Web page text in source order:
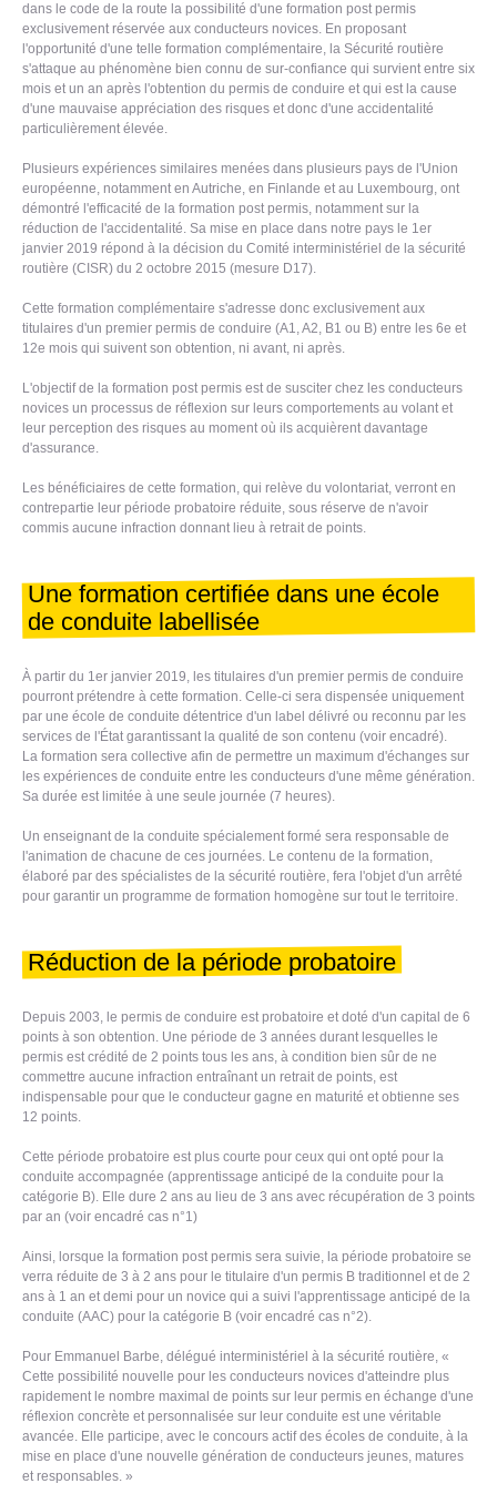
dans le code de la route la possibilité d'une formation post permis
exclusivement réservée aux conducteurs novices. En proposant
l'opportunité d'une telle formation complémentaire, la Sécurité routière
s'attaque au phénomène bien connu de sur-confiance qui survient entre six
mois et un an après l'obtention du permis de conduire et qui est la cause
d'une mauvaise appréciation des risques et donc d'une accidentalité
particulièrement élevée.
Plusieurs expériences similaires menées dans plusieurs pays de l'Union
européenne, notamment en Autriche, en Finlande et au Luxembourg, ont
démontré l'efficacité de la formation post permis, notamment sur la
réduction de l'accidentalité. Sa mise en place dans notre pays le 1er
janvier 2019 répond à la décision du Comité interministériel de la sécurité
routière (CISR) du 2 octobre 2015 (mesure D17).
Cette formation complémentaire s'adresse donc exclusivement aux
titulaires d'un premier permis de conduire (A1, A2, B1 ou B) entre les 6e et
12e mois qui suivent son obtention, ni avant, ni après.
L'objectif de la formation post permis est de susciter chez les conducteurs
novices un processus de réflexion sur leurs comportements au volant et
leur perception des risques au moment où ils acquièrent davantage
d'assurance.
Les bénéficiaires de cette formation, qui relève du volontariat, verront en
contrepartie leur période probatoire réduite, sous réserve de n'avoir
commis aucune infraction donnant lieu à retrait de points.
Une formation certifiée dans une école
de conduite labellisée
À partir du 1er janvier 2019, les titulaires d'un premier permis de conduire
pourront prétendre à cette formation. Celle-ci sera dispensée uniquement
par une école de conduite détentrice d'un label délivré ou reconnu par les
services de l'État garantissant la qualité de son contenu (voir encadré).
La formation sera collective afin de permettre un maximum d'échanges sur
les expériences de conduite entre les conducteurs d'une même génération.
Sa durée est limitée à une seule journée (7 heures).
Un enseignant de la conduite spécialement formé sera responsable de
l'animation de chacune de ces journées. Le contenu de la formation,
élaboré par des spécialistes de la sécurité routière, fera l'objet d'un arrêté
pour garantir un programme de formation homogène sur tout le territoire.
Réduction de la période probatoire
Depuis 2003, le permis de conduire est probatoire et doté d'un capital de 6
points à son obtention. Une période de 3 années durant lesquelles le
permis est crédité de 2 points tous les ans, à condition bien sûr de ne
commettre aucune infraction entraînant un retrait de points, est
indispensable pour que le conducteur gagne en maturité et obtienne ses
12 points.
Cette période probatoire est plus courte pour ceux qui ont opté pour la
conduite accompagnée (apprentissage anticipé de la conduite pour la
catégorie B). Elle dure 2 ans au lieu de 3 ans avec récupération de 3 points
par an (voir encadré cas n°1)
Ainsi, lorsque la formation post permis sera suivie, la période probatoire se
verra réduite de 3 à 2 ans pour le titulaire d'un permis B traditionnel et de 2
ans à 1 an et demi pour un novice qui a suivi l'apprentissage anticipé de la
conduite (AAC) pour la catégorie B (voir encadré cas n°2).
Pour Emmanuel Barbe, délégué interministériel à la sécurité routière, «
Cette possibilité nouvelle pour les conducteurs novices d'atteindre plus
rapidement le nombre maximal de points sur leur permis en échange d'une
réflexion concrète et personnalisée sur leur conduite est une véritable
avancée. Elle participe, avec le concours actif des écoles de conduite, à la
mise en place d'une nouvelle génération de conducteurs jeunes, matures
et responsables. »